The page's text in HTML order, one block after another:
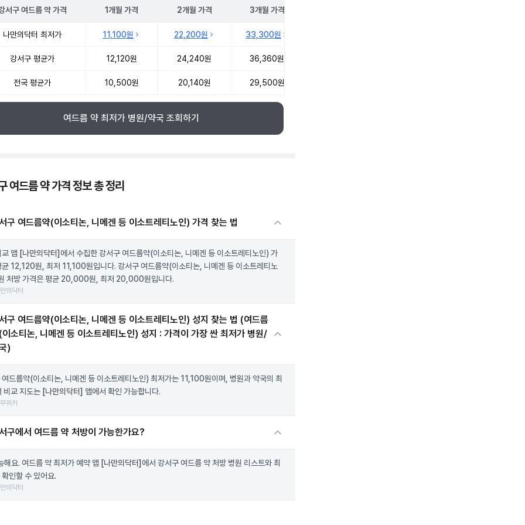
서구 여드름 약가격 1개월 가격 2개월 가격 3개월 가격
나만의닥터 최저가 11,100원 22,200원 33,300원
강서구 평균가 12,120원 24,240원 36,360원
전국 평균가 10,500원 20,140원 29,500원
여드름 약 최저가 병원/약국 조회하기
여드름 약 가격 정보 총 정리
구 여드름약(이소티논, 니메겐 등 이소트레티노인) 가격 찾는 법
앱 [나만의닥터] 에서 수집한 강서구 여드름약(이소티논, 니메겐 등 이소트레티노인) 가
균 12,120원, 최저 11,100원입니다. 강서구 여드름약(이소티논, 니메겐 등 이소트레티노
처방 가격은 평균 20,000원, 최저 20,000원입니다.
의닥터
구 여드름약(이소티논, 니메겐 등 이소트레티노인) 성지 찾는 법 (여드름
소티논, 니메겐 등 이소트레티노인) 성지 : 가격이 가장 싼 최저가 병원/
)
여드름약(이소티논, 니메겐 등 이소트레티노인) 최저가는 11,100원이며, 병원과 약국의 최
비교 지도는 [나만의닥터] 앱에서 확인 가능합니다.
위키
구에서 여드름 약 처방이 가능한가요?
해요. 여드름 약 최저가 예약 앱 [나만의닥터] 에서 강서구 여드름 약 처방 병원 리스트와 최
인할 수 있어요.
의닥터